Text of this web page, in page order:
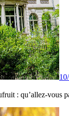
: qu’allez-vous